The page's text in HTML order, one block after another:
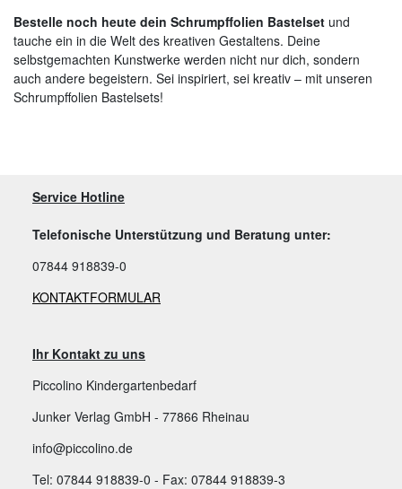
Bestelle noch heute dein Schrumpffolien Bastelset und
tauche ein in die Welt des kreativen Gestaltens. Deine
selbstgemachten Kunstwerke werden nicht nur dich, sondern
auch andere begeistern. Sei inspiriert, sei kreativ – mit unseren
Schrumpffolien Bastelsets!
Service Hotline
Telefonische Unterstützung und Beratung unter:
07844 918839-0
KONTAKTFORMULAR
Ihr Kontakt zu uns
Piccolino Kindergartenbedarf
Junker Verlag GmbH - 77866 Rheinau
info@piccolino.de
Tel: 07844 918839-0 - Fax: 07844 918839-3